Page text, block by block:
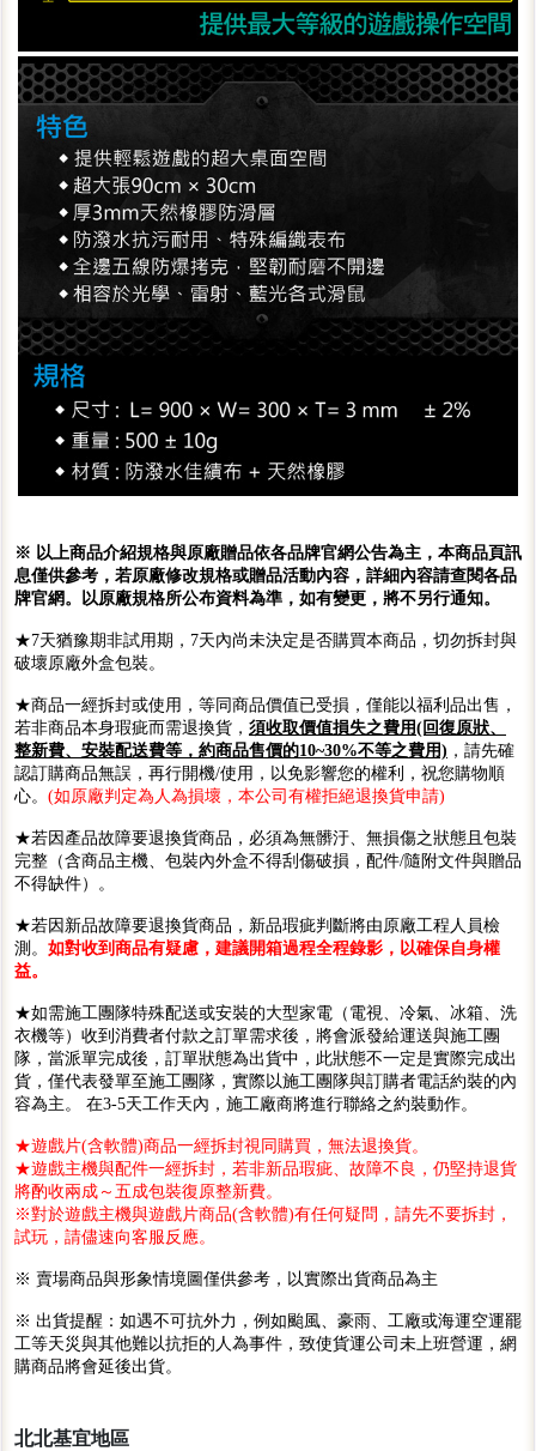
※ 以上商品介紹規格與原廠贈品依各品牌官網公告為主，本商品頁訊
息僅供參考，若原廠修改規格或贈品活動內容，詳細內容請查閱各品
牌官網。以原廠規格所公布資料為準，如有變更，將不另行通知。
★7天猶豫期非試用期，7天內尚未決定是否購買本商品，切勿拆封與
破壞原廠外盒包裝。
★商品一經拆封或使用，等同商品價值已受損，僅能以福利品出售，
若非商品本身瑕疵而需退換貨， 須收取價值損失之費用(回復原狀、
整新費、安裝配送費等，約商品售價的10~30%不等之費用) ，請先確
認訂購商品無誤，再行開機/使用，以免影響您的權利，祝您購物順
心。 (如原廠判定為人為損壞，本公司有權拒絕退換貨申請)
★若因產品故障要退換貨商品，必須為無髒汙、無損傷之狀態且包裝
完整（含商品主機、包裝內外盒不得刮傷破損，配件/隨附文件與贈品
不得缺件）。
★若因新品故障要退換貨商品，新品瑕疵判斷將由原廠工程人員檢
測。 如對收到商品有疑慮，建議開箱過程全程錄影，以確保自身權
益。
★如需施工團隊特殊配送或安裝的大型家電（電視、冷氣、冰箱、洗
衣機等）收到消費者付款之訂單需求後，將會派發給運送與施工團
隊，當派單完成後，訂單狀態為出貨中，此狀態不一定是實際完成出
貨，僅代表發單至施工團隊，實際以施工團隊與訂購者電話約裝的內
容為主。 在3-5天工作天內，施工廠商將進行聯絡之約裝動作。
★遊戲片(含軟體)商品一經拆封視同購買，無法退換貨。
★遊戲主機與配件一經拆封，若非新品瑕疵、故障不良，仍堅持退貨
將酌收兩成～五成包裝復原整新費。
※對於遊戲主機與遊戲片商品(含軟體)有任何疑問，請先不要拆封，
試玩，請儘速向客服反應。
※ 賣場商品與形象情境圖僅供參考，以實際出貨商品為主
※ 出貨提醒：如遇不可抗外力，例如颱風、豪雨、工廠或海運空運罷
工等天災與其他難以抗拒的人為事件，致使貨運公司未上班營運，網
購商品將會延後出貨。
北北基宜地區